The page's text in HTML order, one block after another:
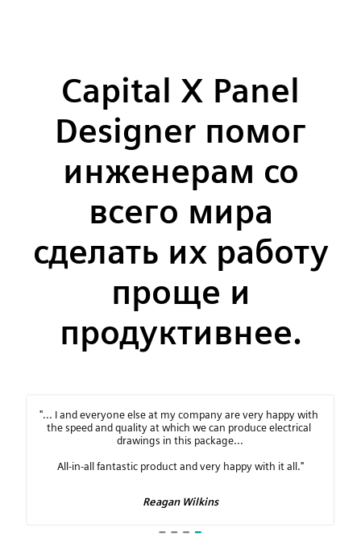
Capital X Panel
Designer помог
инженерам со
всего мира
сделать их работу
проще и
продуктивнее.